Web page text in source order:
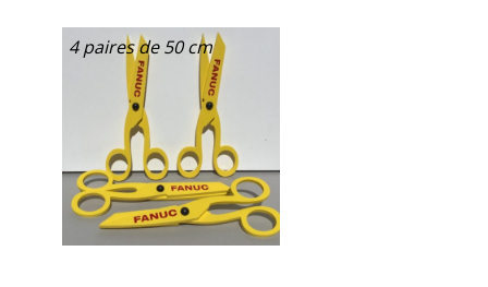
4 paires de 50 cm